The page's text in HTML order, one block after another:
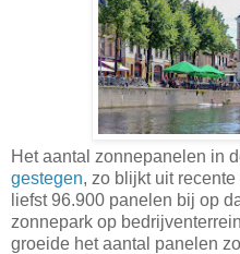
Het aantal zonnepanelen in
gestegen, zo blijkt uit
liefst 96.900 panelen bij op
zonnepark op
groeide het aantal panelen